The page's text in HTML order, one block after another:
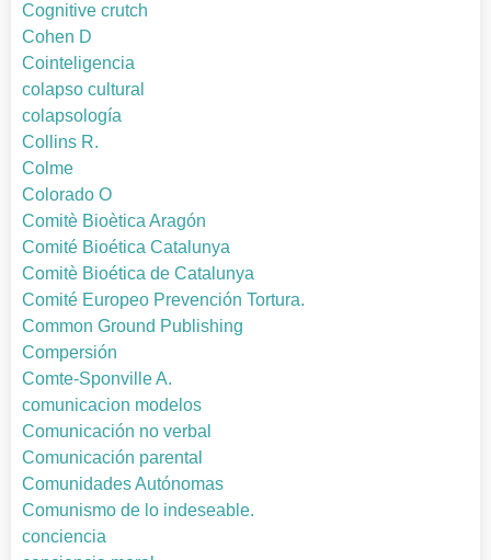
Cognitive crutch
Cohen D
Cointeligencia
colapso cultural
colapsología
Collins R.
Colme
Colorado O
Comitè Bioètica Aragón
Comité Bioética Catalunya
Comitè Bioética de Catalunya
Comité Europeo Prevención Tortura.
Common Ground Publishing
Compersión
Comte-Sponville A.
comunicacion modelos
Comunicación no verbal
Comunicación parental
Comunidades Autónomas
Comunismo de lo indeseable.
conciencia